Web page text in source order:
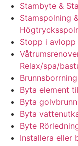
Stambyte &
Stamspolning
Stopp i avlopp
Relax/spa/
Byta element
Byta
Byta
Byte
Installera eller